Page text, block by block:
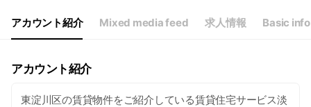
10:00 - 19:00
10：00～19：00
アカウント紹介 Mixed media feed 求人情報 Basic info
アカウント紹介
東淀川区の賃貸物件をご紹介している賃貸住宅サービス淡